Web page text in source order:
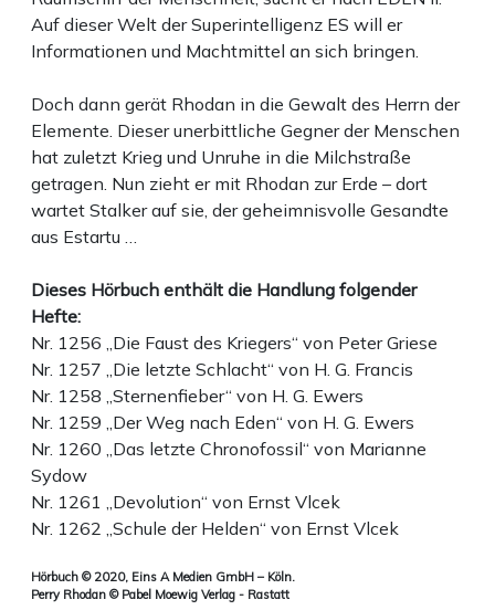
Auf dieser Welt der Superintelligenz ES will er
Informationen und Machtmittel an sich bringen.
Doch dann gerät Rhodan in die Gewalt des Herrn der
Elemente. Dieser unerbittliche Gegner der Menschen
hat zuletzt Krieg und Unruhe in die Milchstraße
getragen. Nun zieht er mit Rhodan zur Erde – dort
wartet Stalker auf sie, der geheimnisvolle Gesandte
aus Estartu …
Dieses Hörbuch enthält die Handlung folgender
Hefte:
Nr. 1256 „Die Faust des Kriegers“ von Peter Griese
Nr. 1257 „Die letzte Schlacht“ von H. G. Francis
Nr. 1258 „Sternenfieber“ von H. G. Ewers
Nr. 1259 „Der Weg nach Eden“ von H. G. Ewers
Nr. 1260 „Das letzte Chronofossil“ von Marianne
Sydow
Nr. 1261 „Devolution“ von Ernst Vlcek
Nr. 1262 „Schule der Helden“ von Ernst Vlcek
Hörbuch © 2020, Eins A Medien GmbH – Köln.
Perry Rhodan © Pabel Moewig Verlag - Rastatt